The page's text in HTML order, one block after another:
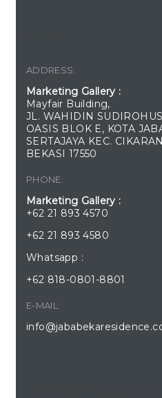
ADDRESS:
Marketing Gallery :
Mayfair Building,
JL. WAHIDIN
OASIS BLOK E, KOTA
SERTAJAYA KEC.
BEKASI 17550
PHONE:
Marketing Gallery :
+62 21 893 4570
+62 21 893 4580
Whatsapp :
+62 818-0801-8801
E-MAIL: